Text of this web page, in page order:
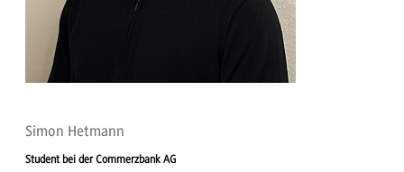
Simon Hetmann
Student bei der Commerzbank AG